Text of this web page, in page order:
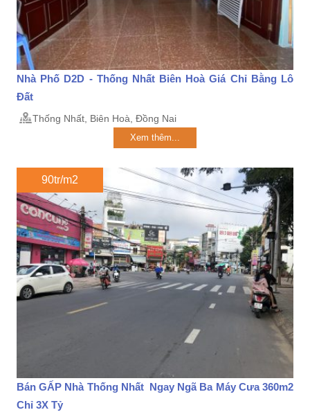
Nhà Phố D2D - Thống Nhất Biên Hoà Giá Chỉ Bằng Lô
Đất
Thống Nhất, Biên Hoà, Đồng Nai
Xem thêm...
90tr/m2
Bán GẤP Nhà Thống Nhất Ngay Ngã Ba Máy Cưa 360m2
Chỉ 3X Tỷ